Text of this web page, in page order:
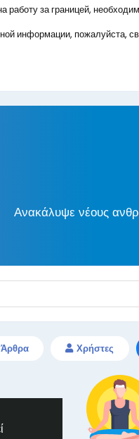
работу за границей,
информации, пожалуйста,
Ανακάλυψε νέους
Άρθρα Χρήστες